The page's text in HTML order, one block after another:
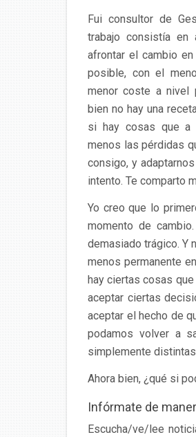
Fui consultor de
trabajo consistía
afrontar el cambio
posible, con el
menor coste a nivel
bien no hay una
si hay cosas que a
menos las pérdidas
consigo, y
intento. Te comparto
Yo creo que lo
momento de
demasiado trágico. Y
menos permanente
hay ciertas cosas
aceptar ciertas
aceptar el hecho de
podamos volver a
simplemente
Ahora bien, ¿qué si
Infórmate de
Escucha/ve/lee